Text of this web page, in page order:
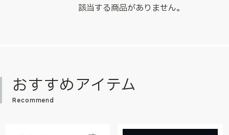
該当する商品がありません。
おすすめアイテム
Recommend